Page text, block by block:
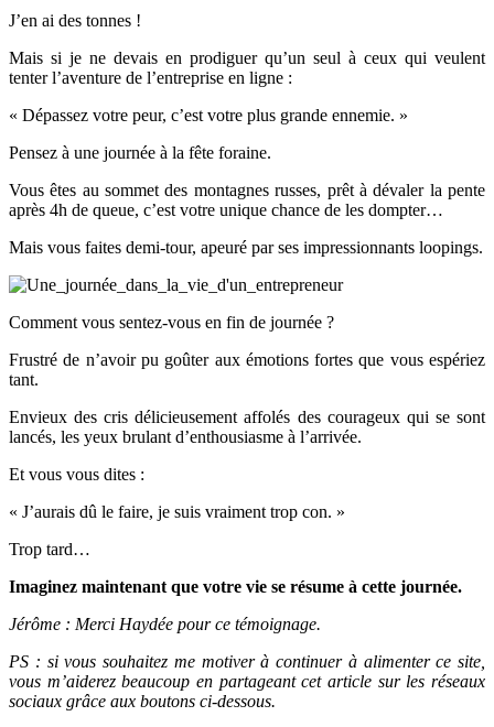
J’en ai des tonnes !
Mais si je ne devais en prodiguer qu’un seul à ceux qui veulent
tenter l’aventure de l’entreprise en ligne :
« Dépassez votre peur, c’est votre plus grande ennemie. »
Pensez à une journée à la fête foraine.
Vous êtes au sommet des montagnes russes, prêt à dévaler la pente
après 4h de queue, c’est votre unique chance de les dompter…
Mais vous faites demi-tour, apeuré par ses impressionnants loopings.
Comment vous sentez-vous en fin de journée ?
Frustré de n’avoir pu goûter aux émotions fortes que vous espériez
tant.
Envieux des cris délicieusement affolés des courageux qui se sont
lancés, les yeux brulant d’enthousiasme à l’arrivée.
Et vous vous dites :
« J’aurais dû le faire, je suis vraiment trop con. »
Trop tard…
Imaginez maintenant que votre vie se résume à cette journée.
Jérôme : Merci Haydée pour ce témoignage.
PS : si vous souhaitez me motiver à continuer à alimenter ce site,
vous m’aiderez beaucoup en partageant cet article sur les réseaux
sociaux grâce aux boutons ci-dessous.